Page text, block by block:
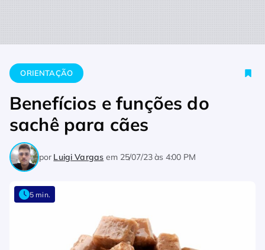
Home Orientação Benefícios e funções do sachê para cães
ORIENTAÇÃO
Benefícios e funções do
sachê para cães
por Luigi Vargas em 25/07/23 às 4:00 PM
5 min.